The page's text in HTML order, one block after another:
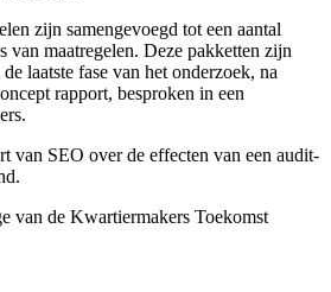
zijn samengevoegd tot een aantal
van maatregelen. Deze pakketten zijn
laatste fase van het onderzoek, na
rapport, besproken in een
van SEO over de effecten van een audit-
van de Kwartiermakers Toekomst